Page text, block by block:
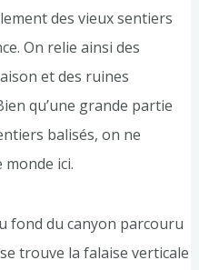
des vieux sentiers
On relie ainsi des
et des ruines
qu’une grande partie
balisés, on ne
ici.
fond du canyon parcouru
trouve la falaise verticale